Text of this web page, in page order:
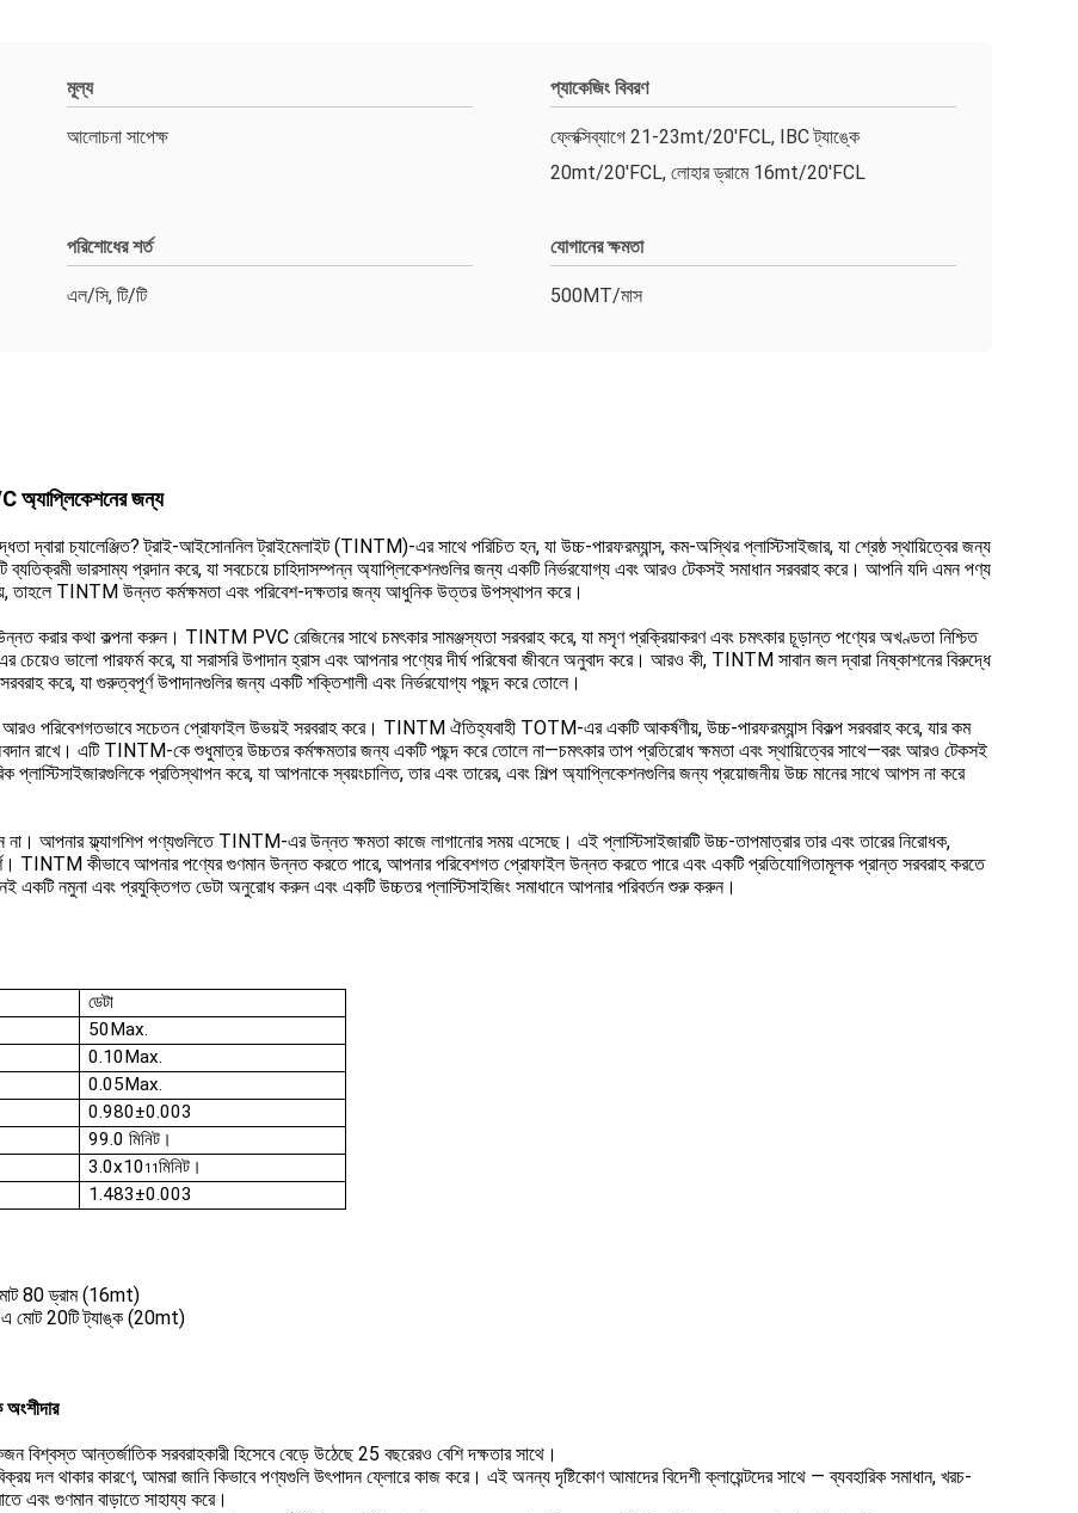
মূল্য
আলোচনা সাপেক্ষ
প্যাকেজিং বিবরণ
ফ্লেক্সিব্যাগে 21-23mt/20'FCL, IBC ট্যাঙ্কে
20mt/20'FCL, লোহার ড্রামে 16mt/20'FCL
পরিশোধের শর্ত
এল/সি, টি/টি
যোগানের ক্ষমতা
500MT/মাস
অ্যাপ্লিকেশনের জন্য
দ্বারা চ্যালেঞ্জিত? ট্রাই-আইসোননিল ট্রাইমেলাইট (TINTM)-এর সাথে পরিচিত হন, যা উচ্চ-পারফরম্যান্স, কম-অস্থির প্লাস্টিসাইজার, যা শ্রেষ্ঠ স্থায়িত্বের জন্য
ভারসাম্য প্রদান করে, যা সবচেয়ে চাহিদাসম্পন্ন অ্যাপ্লিকেশনগুলির জন্য একটি নির্ভরযোগ্য এবং আরও টেকসই সমাধান সরবরাহ করে। আপনি যদি এমন পণ্য
তাহলে TINTM উন্নত কর্মক্ষমতা এবং পরিবেশ-দক্ষতার জন্য আধুনিক উত্তর উপস্থাপন করে।
করার কথা কল্পনা করুন। TINTM PVC রেজিনের সাথে চমৎকার সামঞ্জস্যতা সরবরাহ করে, যা মসৃণ প্রক্রিয়াকরণ এবং চমৎকার চূড়ান্ত পণ্যের অখণ্ডতা নিশ্চিত
ভালো পারফর্ম করে, যা সরাসরি উপাদান হ্রাস এবং আপনার পণ্যের দীর্ঘ পরিষেবা জীবনে অনুবাদ করে। আরও কী, TINTM সাবান জল দ্বারা নিষ্কাশনের বিরুদ্ধে
করে, যা গুরুত্বপূর্ণ উপাদানগুলির জন্য একটি শক্তিশালী এবং নির্ভরযোগ্য পছন্দ করে তোলে।
আরও পরিবেশগতভাবে সচেতন প্রোফাইল উভয়ই সরবরাহ করে। TINTM ঐতিহ্যবাহী TOTM-এর একটি আকর্ষণীয়, উচ্চ-পারফরম্যান্স বিকল্প সরবরাহ করে, যার কম
রাখে। এটি TINTM-কে শুধুমাত্র উচ্চতর কর্মক্ষমতার জন্য একটি পছন্দ করে তোলে না—চমৎকার তাপ প্রতিরোধ ক্ষমতা এবং স্থায়িত্বের সাথে—বরং আরও টেকসই
প্লাস্টিসাইজারগুলিকে প্রতিস্থাপন করে, যা আপনাকে স্বয়ংচালিত, তার এবং তারের, এবং শিল্প অ্যাপ্লিকেশনগুলির জন্য প্রয়োজনীয় উচ্চ মানের সাথে আপস না করে
না। আপনার ফ্ল্যাগশিপ পণ্যগুলিতে TINTM-এর উন্নত ক্ষমতা কাজে লাগানোর সময় এসেছে। এই প্লাস্টিসাইজারটি উচ্চ-তাপমাত্রার তার এবং তারের নিরোধক,
TINTM কীভাবে আপনার পণ্যের গুণমান উন্নত করতে পারে, আপনার পরিবেশগত প্রোফাইল উন্নত করতে পারে এবং একটি প্রতিযোগিতামূলক প্রান্ত সরবরাহ করতে
নমুনা এবং প্রযুক্তিগত ডেটা অনুরোধ করুন এবং একটি উচ্চতর প্লাস্টিসাইজিং সমাধানে আপনার পরিবর্তন শুরু করুন।
ডেটা
50Max.
0.10Max.
0.05Max.
0.980±0.003
99.0 মিনিট।
3.0x1011মিনিট।
1.483±0.003
80 ড্রাম (16mt)
মোট 20টি ট্যাঙ্ক (20mt)
বিশ্বস্ত আন্তর্জাতিক সরবরাহকারী হিসেবে বেড়ে উঠেছে 25 বছরেরও বেশি দক্ষতার সাথে।
দল থাকার কারণে, আমরা জানি কিভাবে পণ্যগুলি উৎপাদন ফ্লোরে কাজ করে। এই অনন্য দৃষ্টিকোণ আমাদের বিদেশী ক্লায়েন্টদের সাথে — ব্যবহারিক সমাধান, খরচ-
এবং গুণমান বাড়াতে সাহায্য করে।